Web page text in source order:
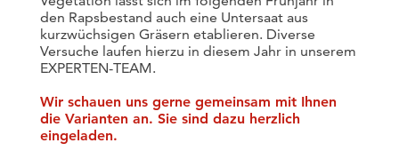
den Rapsbestand auch eine Untersaat aus
kurzwüchsigen Gräsern etablieren. Diverse
Versuche laufen hierzu in diesem Jahr in unserem
EXPERTEN-TEAM.
Wir schauen uns gerne gemeinsam mit Ihnen
die Varianten an. Sie sind dazu herzlich
eingeladen.